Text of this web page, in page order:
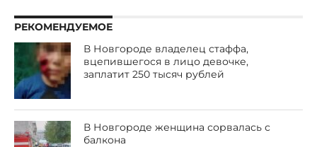
РЕКОМЕНДУЕМОЕ
В Новгороде владелец стаффа,
вцепившегося в лицо девочке,
заплатит 250 тысяч рублей
В Новгороде женщина сорвалась с
балкона